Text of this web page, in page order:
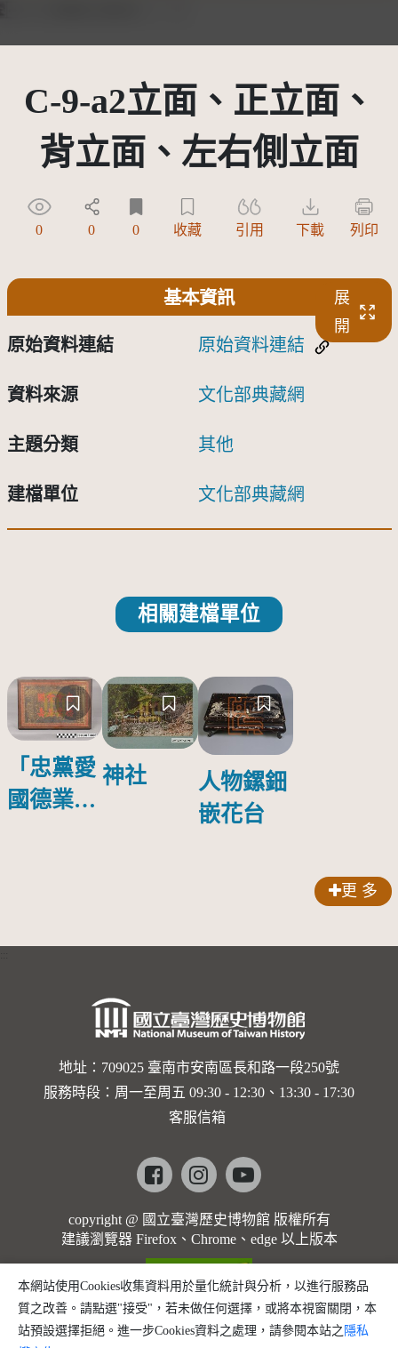
C-9-a2立面、正立面、
背立面、左右側立面
0 0 0 收藏 引用 下載 列印
基本資訊
展
開
原始資料連結 原始資料連結
資料來源 文化部典藏網
主題分類 其他
建檔單位 文化部典藏網
相關建檔單位
「忠黨愛
國德業並
神社
人物鏍鈿
嵌花台
更 多
地址：709025 臺南市安南區長和路一段250號
服務時段：周一至周五 09:30 - 12:30、13:30 - 17:30
客服信箱
Facebookinstagramyoutube
copyright @ 國立臺灣歷史博物館 版權所有
建議瀏覽器 Firefox、Chrome、edge 以上版本
本網站使用Cookies收集資料用於量化統計與分析，以進行服務品
質之改善。請點選"接受"，若未做任何選擇，或將本視窗關閉，本
站預設選擇拒絕。進一步Cookies資料之處理，請參閱本站之 隱私